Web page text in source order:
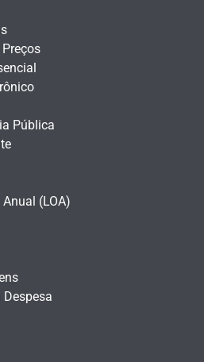
Pública
(LOA)